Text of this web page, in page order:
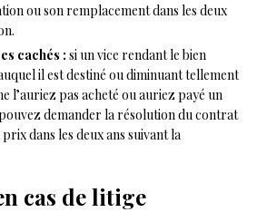
ou son remplacement dans les deux
cachés : si un vice rendant le bien
il est destiné ou diminuant tellement
l’auriez pas acheté ou auriez payé un
demander la résolution du contrat
dans les deux ans suivant la
cas de litige